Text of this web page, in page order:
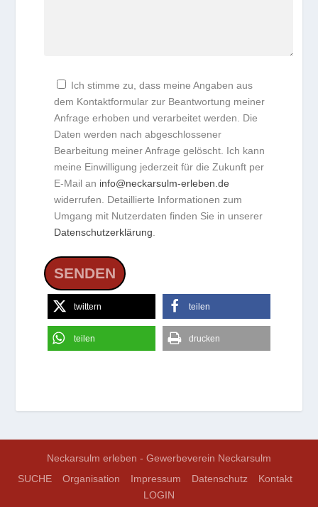
Ich stimme zu, dass meine Angaben aus
dem Kontaktformular zur Beantwortung meiner
Anfrage erhoben und verarbeitet werden. Die
Daten werden nach abgeschlossener
Bearbeitung meiner Anfrage gelöscht. Ich kann
meine Einwilligung jederzeit für die Zukunft per
E-Mail an info@neckarsulm-erleben.de
widerrufen. Detaillierte Informationen zum
Umgang mit Nutzerdaten finden Sie in unserer
Datenschutzerklärung
twittern teilen
teilen drucken
Neckarsulm erleben - Gewerbeverein Neckarsulm
SUCHE
Organisation Impressum Datenschutz
Kontakt
LOGIN